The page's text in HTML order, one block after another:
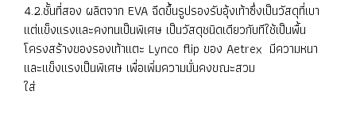
4.2.ชั้นที่สอง ผลิตจาก EVA ฉีดขึ้นรูปรองรับอุ้งเท้าซึ่งเป็นวัสดุที่เบา
แต่แข็งแรงและคงทนเป็นพิเศษ เป็นวัสดุชนิดเดียวกับทีใช้เป็นพื้น
โครงสร้างของรองเท้าแตะ Lynco flip ของ Aetrex มีความหนา
และแข็งแรงเป็นพิเศษ เพื่อเพิ่มความมั่นคงขณะสวม
ใส่